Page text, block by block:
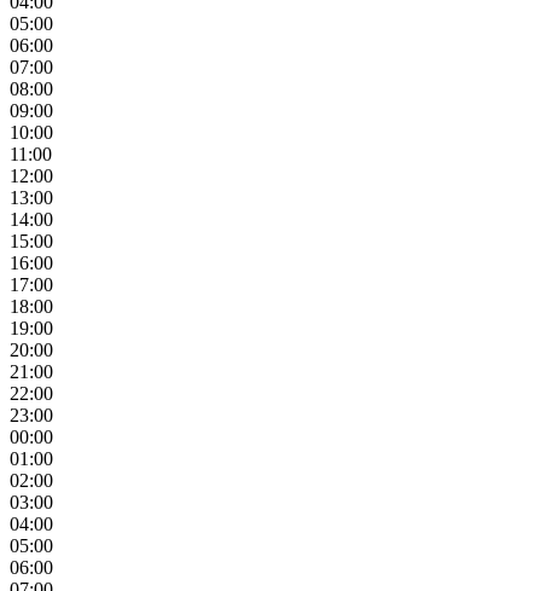
05:00
06:00
07:00
08:00
09:00
10:00
11:00
12:00
13:00
14:00
15:00
16:00
17:00
18:00
19:00
20:00
21:00
22:00
23:00
00:00
01:00
02:00
03:00
04:00
05:00
06:00